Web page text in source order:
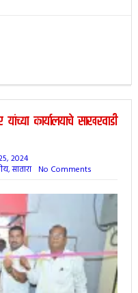
कार्यालयाचे साखरवाडी
2024
,सातारा No Comments